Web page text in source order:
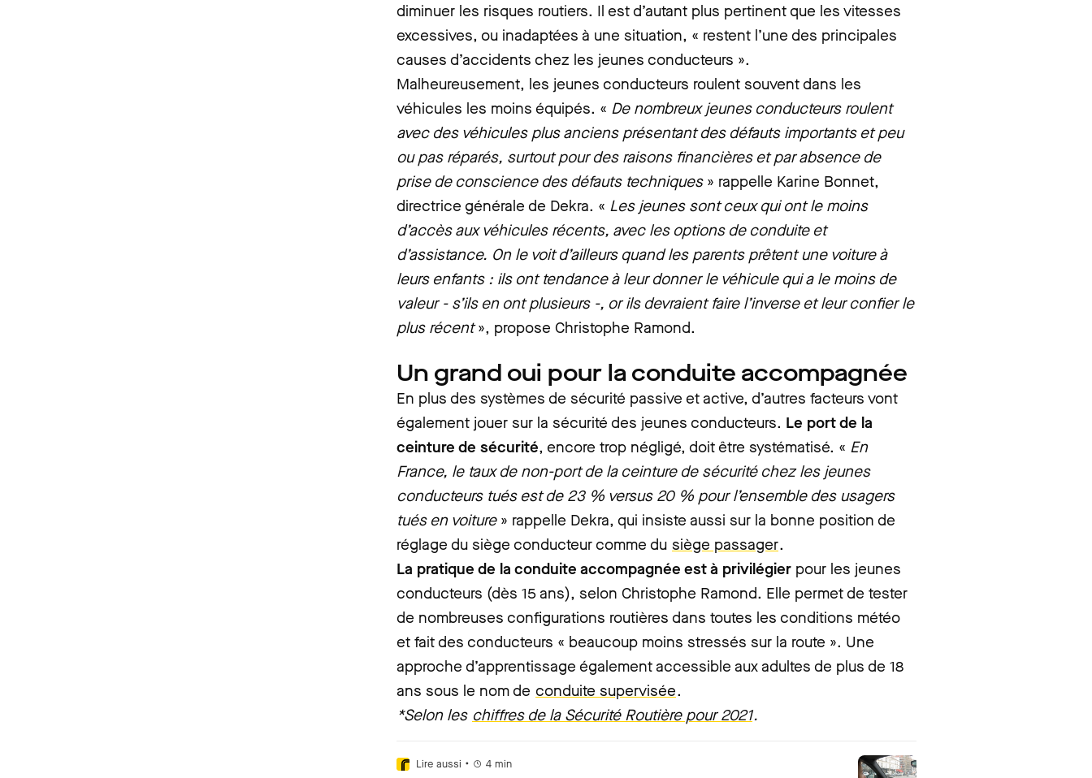
diminuer les risques routiers. Il est d’autant plus pertinent que les vitesses
excessives, ou inadaptées à une situation, « restent l’une des principales
causes d’accidents chez les jeunes conducteurs ».
Malheureusement, les jeunes conducteurs roulent souvent dans les
véhicules les moins équipés. « De nombreux jeunes conducteurs roulent
avec des véhicules plus anciens présentant des défauts importants et peu
ou pas réparés, surtout pour des raisons financières et par absence de
prise de conscience des défauts techniques» rappelle Karine Bonnet,
directrice générale de Dekra. « Les jeunes sont ceux qui ont le moins
d’accès aux véhicules récents, avec les options de conduite et
d’assistance. On le voit d’ailleurs quand les parents prêtent une voiture à
leurs enfants : ils ont tendance à leur donner le véhicule qui a le moins de
valeur - s’ils en ont plusieurs -, or ils devraient faire l’inverse et leur confier le
plus récent», propose Christophe Ramond.
Un grand oui pour la conduite accompagnée
En plus des systèmes de sécurité passive et active, d’autres facteurs vont
également jouer sur la sécurité des jeunes conducteurs. Le port de la
ceinture de sécurité, encore trop négligé, doit être systématisé. « En
France, le taux de non-port de la ceinture de sécurité chez les jeunes
conducteurs tués est de 23 % versus 20 % pour l’ensemble des usagers
tués en voiture» rappelle Dekra, qui insiste aussi sur la bonne position de
réglage du siège conducteur comme du siège passager.
La pratique de la conduite accompagnée est à privilégier pour les jeunes
conducteurs (dès 15 ans), selon Christophe Ramond. Elle permet de tester
de nombreuses configurations routières dans toutes les conditions météo
et fait des conducteurs « beaucoup moins stressés sur la route ». Une
approche d’apprentissage également accessible aux adultes de plus de 18
ans sous le nom de conduite supervisée.
*Selon les chiffres de la Sécurité Routière pour 2021.
Lire aussi • 4 min